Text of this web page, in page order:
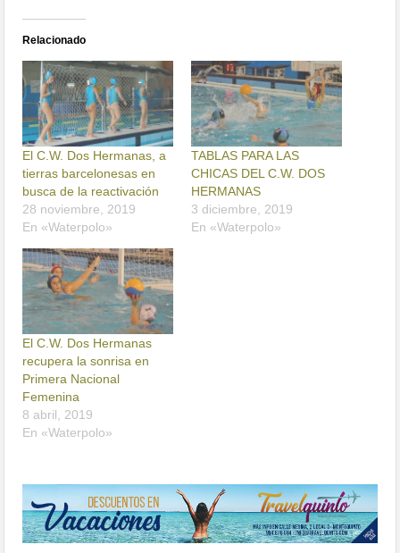
Relacionado
El C.W. Dos Hermanas, a
tierras barcelonesas en
busca de la reactivación
28 noviembre, 2019
En «Waterpolo»
TABLAS PARA LAS
CHICAS DEL C.W. DOS
HERMANAS
3 diciembre, 2019
En «Waterpolo»
El C.W. Dos Hermanas
recupera la sonrisa en
Primera Nacional
Femenina
8 abril, 2019
En «Waterpolo»